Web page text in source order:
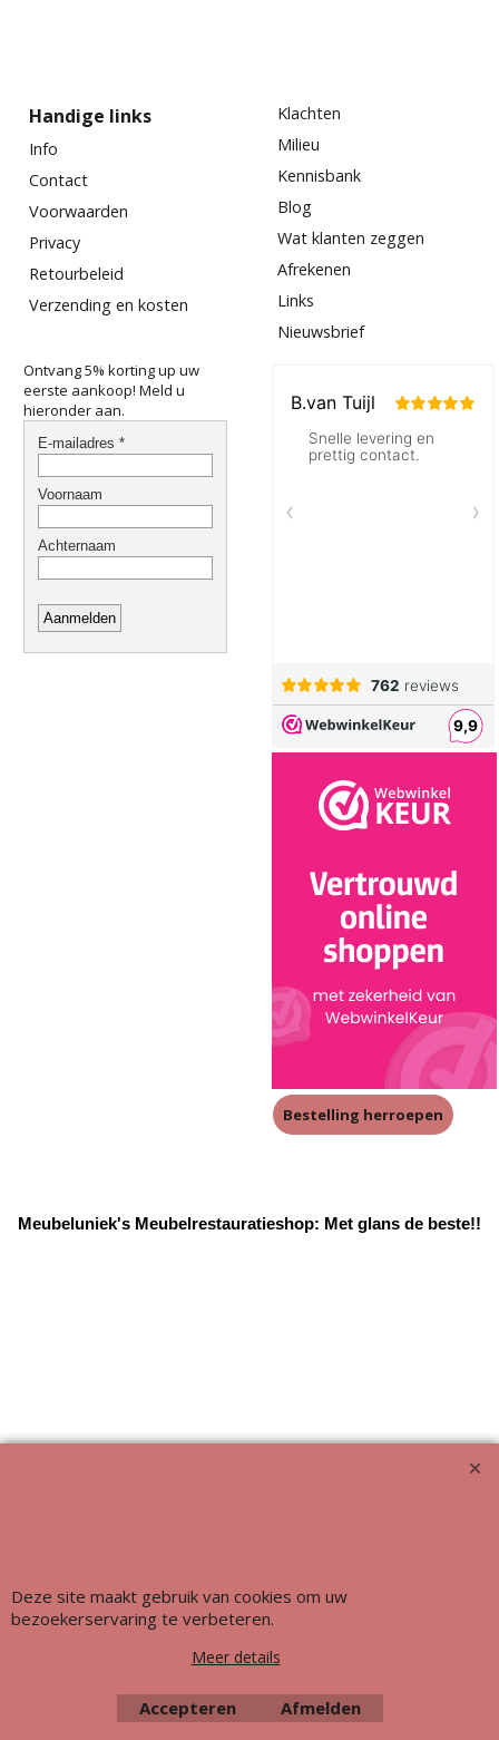
Handige links
Info
Contact
Voorwaarden
Privacy
Retourbeleid
Verzending en kosten
Klachten
Milieu
Kennisbank
Blog
Wat klanten zeggen
Afrekenen
Links
Nieuwsbrief
Ontvang 5% korting up uw
eerste aankoop! Meld u
hieronder aan.
Bestelling herroepen
Meubeluniek's Meubelrestauratieshop: Met glans de beste!!
Deze site maakt gebruik van cookies om uw
bezoekerservaring te verbeteren.
Meer details
Accepteren Afmelden